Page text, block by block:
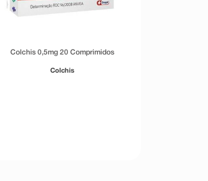
Colchis 0,5mg 20 Comprimidos
Colchis